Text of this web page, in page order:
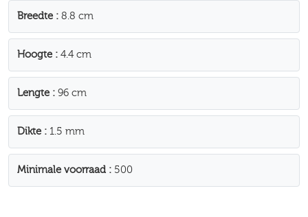
Breedte 8.8 cm
Hoogte 4.4 cm
Lengte 96 cm
Dikte 1.5 mm
Minimale voorraad 500